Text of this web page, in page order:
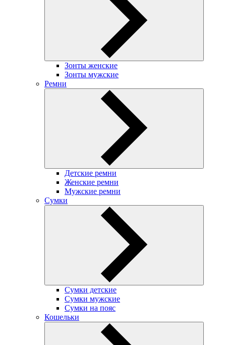
Зонты женские
Зонты мужские
Ремни
Детские ремни
Женские ремни
Мужские ремни
Сумки
Сумки детские
Сумки мужские
Сумки на пояс
Кошельки